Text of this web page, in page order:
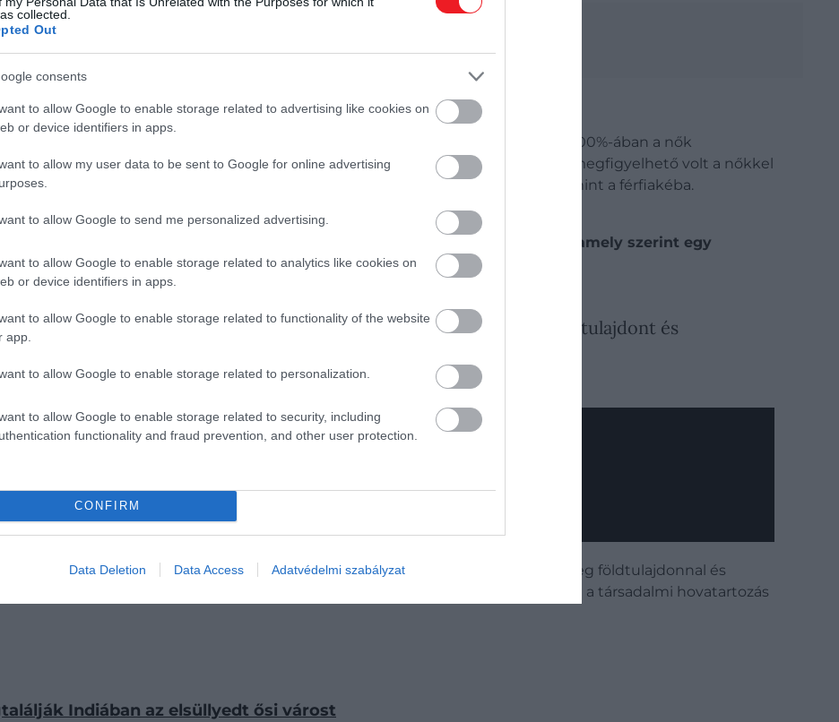
collected.
Out
consents
to allow Google to enable storage related to advertising like cookies on
or device identifiers in apps.
to allow my user data to be sent to Google for online advertising
to allow Google to send me personalized advertising.
to allow Google to enable storage related to analytics like cookies on
or device identifiers in apps.
to allow Google to enable storage related to functionality of the website
app.
to allow Google to enable storage related to personalization.
to allow Google to enable storage related to security, including
functionality and fraud prevention, and other user protection.
CONFIRM
Data Deletion Data Access Adatvédelmi szabályzat
ami egy elveszett maja város történetét meséli el
technikával végeztek el – a kutatók úgy becsülték, hogy az esetek 70–100%-ában a nők
gyakran elköltöztek. Ahogy a CBS Newscikkeis kiemeli, egyértelműen megfigyelhető volt a nőkkel
szerint a nők sírjaiba ötször több sírmellékletet (pl. ékszerek, tárgyak) tettek, mint a férfiakéba.
fontos lenne túllépni azon a megszokott nyugati gondolkodásmódon, amely szerint egy
Mint mondta:
ausztrál őslakos közösségek – anyai ágon örökíti az identitást, a földtulajdont és
hogy a nőknek nemcsak erős társadalmi hálózatuk
volt, hanem valószínűleg földtulajdonnal és
szerint elképzelhető, hogy ezekben a közösségekben az anyai származás volt a társadalmi hovatartozás
Indiában az elsüllyedt ősi várost